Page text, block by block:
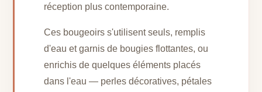
réception plus contemporaine.
Ces bougeoirs s'utilisent seuls, remplis
d'eau et garnis de bougies flottantes, ou
enrichis de quelques éléments placés
dans l'eau — perles décoratives, pétales